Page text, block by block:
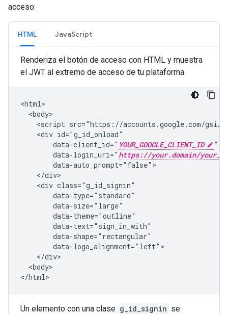
acceso:
HTML JavaScript
Renderiza el botón de acceso con HTML y muestra
el JWT al extremo de acceso de tu plataforma.
<html>
  <body>
<script src="https://accounts.google.com/gsi/
    <div id="g_id_onload"
        data-client_id="
YOUR_GOOGLE_CLIENT_ID
"
        data-login_uri="
https://your.domain/
        data-auto_prompt="false">
    </div>
    <div class="g_id_signin"
        data-type="standard"
        data-size="large"
        data-theme="outline"
        data-text="sign_in_with"
        data-shape="rectangular"
        data-logo_alignment="left">
    </div>
  <body>
Un elemento con una clase g_id_signin se